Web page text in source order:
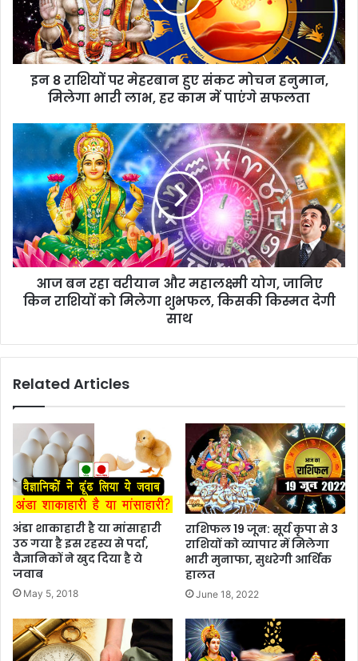
इन 8 राशियों पर मेहरबान हुए संकट मोचन हनुमान,
मिलेगा भारी लाभ, हर काम में पाएंगे सफलता
आज बन रहा वरीयान और महालक्ष्मी योग, जानिए
किन राशियों को मिलेगा शुभफल, किसकी किस्मत देगी
साथ
Related Articles
अंडा शाकाहारी है या मांसाहारी
उठ गया है इस रहस्य से पर्दा,
वैज्ञानिकों ने खुद दिया है ये
जवाब
May 5, 2018
राशिफल 19 जून: सूर्य कृपा से 3
राशियों को व्यापार में मिलेगा
भारी मुनाफा, सुधरेगी आर्थिक
हालत
June 18, 2022